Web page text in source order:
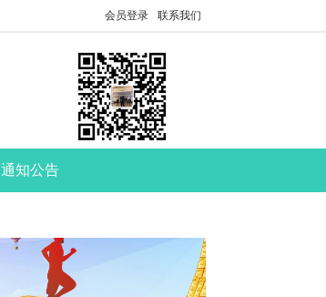
会员登录 联系我们
通知公告